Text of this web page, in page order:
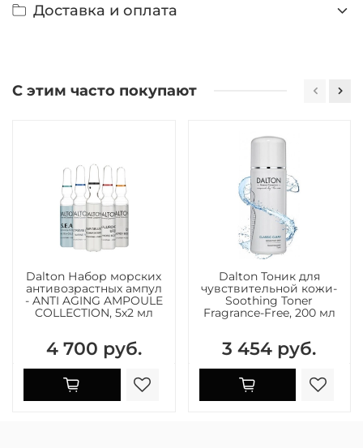
Доставка и оплата
С этим часто покупают
Dalton Набор морских
антивозрастных ампул
- ANTI AGING AMPOULE
COLLECTION, 5х2 мл
4 700 руб.
Dalton Тоник для
чувствительной кожи-
Soothing Toner
Fragrance-Free, 200 мл
3 454 руб.